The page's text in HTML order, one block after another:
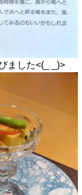
ました<(_ _)>